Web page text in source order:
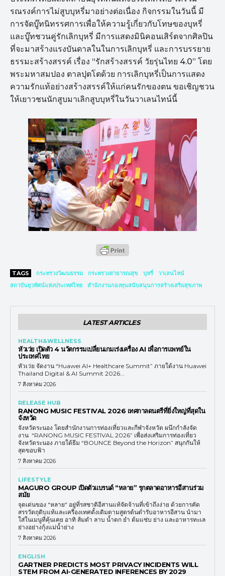
รณรงค์การไม่สูบบุหรี่มาอย่างต่อเนื่อง กิจกรรมในวันนี้ มี
การจัดบู๊ทนิทรรศการเพื่อให้ความรู้เกี่ยวกับโทษของบุหรี่
และบู๊ทชวนคู่รักเลิกบุหรี่ มีการแสดงมินิคอนเสิร์ตจากศิลปิน
ที่จะมาสร้างแรงบันดาลในในการเลิกบุหรี่ และการบรรยาย
ธรรมะสร้างสรรค์ เรื่อง “รักสร้างสรรค์ วัยรุ่นไทย 4.0” โดย
พระมหาสมปอง ตาลปุตโตด้วย การเลิกบุหรี่เป็นการแสดง
ความรักแท้อย่างสร้างสรรค์ให้แก่คนรักของตน ขอเชิญชวน
ให้เยาวชนนักสูบมาเลิกสูบบุหรี่ในวันวาเลนไทน์นี้
TAGS กระทรวงวัฒนธรรม กระทรวงสาธารณสุข บุหรี่
วาเลนไทน์
สถาบันยุวทัศน์แห่งประเทศไทย
สำนักงานกองทุนสนับสนุนการสร้างเสริมสุขภาพ
LATEST ARTICLES
HEALTH&WELLNESS
หัวเว่ย เปิดตัว 4 นวัตกรรมเปลี่ยนเกมเร่งเครื่อง AI เพื่อการแพทย์ใน
ประเทศไทย
หัวเว่ย จัดงาน “Huawei AI+ Healthcare Summit” ภายใต้งาน Huawei
Thailand Digital & AI Summit 2026...
7 สิงหาคม 2026
RELEASE HUB
RANONG MUSIC FESTIVAL 2026 เทศกาลดนตรีที่ยิ่งใหญ่ที่สุดใน
จังหวัด
จังหวัดระนอง โดยสำนักงานการท่องเที่ยวและกีฬาจังหวัด ผนึกกำลังจัด
งาน “RANONG MUSIC FESTIVAL 2026” เพื่อส่งเสริมการท่องเที่ยว
จังหวัดระนอง ภายใต้ธีม “BOUNCE Beyond the Horizon” สนุกกันให้
สุดขอบฟ้า
7 สิงหาคม 2026
LIFESTYLE
MAGURO GROUP เปิดตัวแบรนด์ “หลาย” รุกตลาดอาหารอีสานร่วม
สมัย
จุดเด่นของ "หลาย" อยู่ที่รสชาติอีสานแท้จัดจ้านที่เข้าถึงง่าย ด้วยการคัด
สรรวัตถุดิบแท้และเครื่องเทศดั้งเดิมตามสูตรต้นตำรับอาหารอีสาน นำมา
ใส่ในเมนูที่คุ้นเคย อาทิ ส้มตำ ลาบ น้ำตก ยำ ต้มแซ่บ ย่าง และอาหารทะเล
ย่างอย่างกุ้งแม่น้ำย่าง
7 สิงหาคม 2026
ENGLISH
GARTNER PREDICTS MOST PRIVACY INCIDENTS WILL
STEM FROM AI-GENERATED INFERENCES BY 2029